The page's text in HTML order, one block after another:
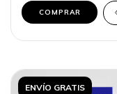
COMPRAR
ENVÍO GRATIS